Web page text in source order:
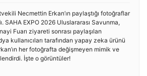
Necmettin Erkan’ın paylaştığı fotoğraflar
SAHA EXPO 2026 Uluslararası Savunma,
Fuarı ziyareti sonrası paylaşılan
kullanıcıları tarafından yapay zeka ürünü
her fotoğrafta değişmeyen mimik ve
İşte o görüntüler!